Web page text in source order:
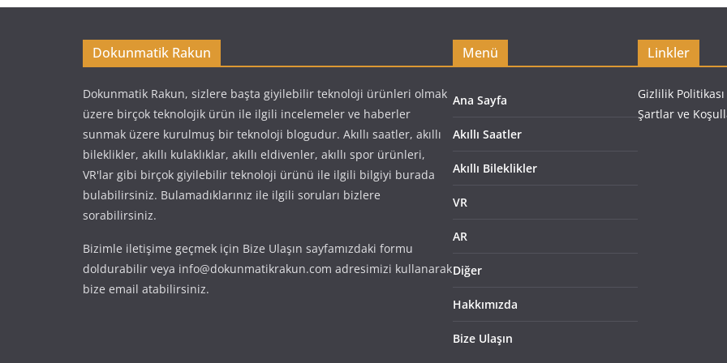
Dokunmatik Rakun
Dokunmatik Rakun, sizlere başta giyilebilir teknoloji ürünleri olmak
üzere birçok teknolojik ürün ile ilgili incelemeler ve haberler
sunmak üzere kurulmuş bir teknoloji blogudur. Akıllı saatler, akıllı
bileklikler, akıllı kulaklıklar, akıllı eldivenler, akıllı spor ürünleri,
VR'lar gibi birçok giyilebilir teknoloji ürünü ile ilgili bilgiyi burada
bulabilirsiniz. Bulamadıklarınız ile ilgili soruları bizlere
sorabilirsiniz.
Bizimle iletişime geçmek için Bize Ulaşın sayfamızdaki formu
doldurabilir veya info@dokunmatikrakun.com adresimizi kullanarak
bize email atabilirsiniz.
Menü
Ana Sayfa
Akıllı Saatler
Akıllı Bileklikler
VR
AR
Diğer
Hakkımızda
Bize Ulaşın
Linkler
Gizlilik Politikası
Şartlar ve